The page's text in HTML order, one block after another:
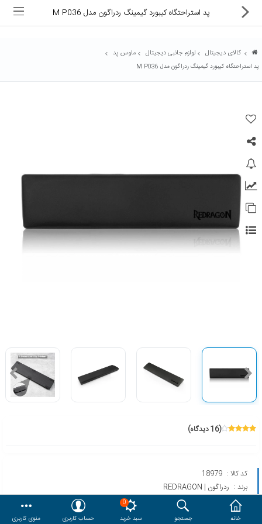
کارتریج و تونر
دستگاه صحافی و پرس
مقایسه محصولات مورد علاقه
دسترسی کاربری حساب کاربری
خانه جستجو
0
سبد خرید
حساب کاربری منوی کاربری
پد استراحتگاه کیبورد گیمینگ ردراگون مدل M P036
کالای دیجیتال لوازم جانبی دیجیتال ماوس پد
پد استراحتگاه کیبورد گیمینگ ردراگون مدل M P036
(16 دیدگاه)
کد کالا :
برند : ردراگون | REDRAGON
مدل :